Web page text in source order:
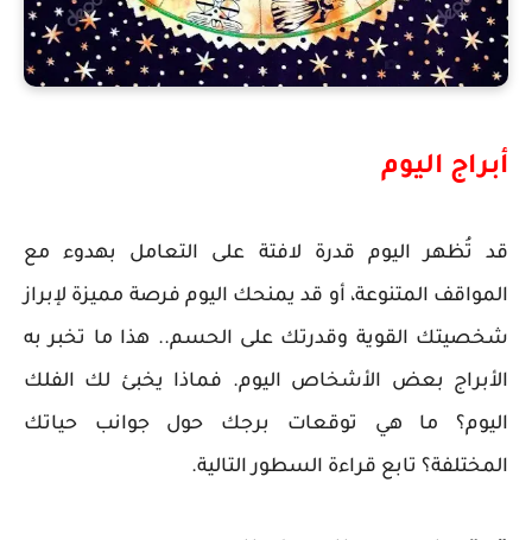
أبراج اليوم
قد تُظهر اليوم قدرة لافتة على التعامل بهدوء مع
المواقف المتنوعة، أو قد يمنحك اليوم فرصة مميزة لإبراز
شخصيتك القوية وقدرتك على الحسم.. هذا ما تخبر به
الأبراج بعض الأشخاص اليوم. فماذا يخبئ لك الفلك
اليوم؟ ما هي توقعات برجك حول جوانب حياتك
المختلفة؟ تابع قراءة السطور التالية.